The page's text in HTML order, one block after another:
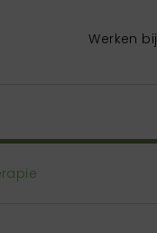
Werken bij